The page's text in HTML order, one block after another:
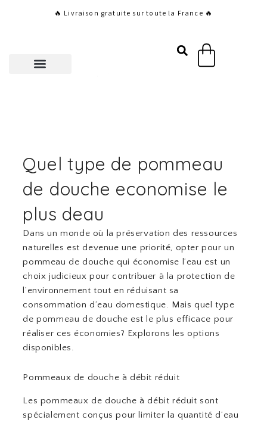
🔥 Livraison gratuite sur toute la France 🔥
Panier
Quel type de pommeau
de douche economise le
plus deau
Dans un monde où la préservation des ressources
naturelles est devenue une priorité, opter pour un
pommeau de douche qui économise l’eau est un
choix judicieux pour contribuer à la protection de
l’environnement tout en réduisant sa
consommation d’eau domestique. Mais quel type
de pommeau de douche est le plus efficace pour
réaliser ces économies? Explorons les options
disponibles.
Pommeaux de douche à débit réduit
Les pommeaux de douche à débit réduit sont
spécialement conçus pour limiter la quantité d’eau